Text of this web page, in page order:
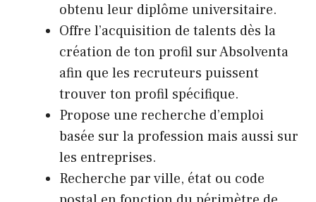
obtenu leur diplôme universitaire.
Offre l’acquisition de talents dès la
création de ton profil sur Absolventa
afin que les recruteurs puissent
trouver ton profil spécifique.
Propose une recherche d’emploi
basée sur la profession mais aussi sur
les entreprises.
Recherche par ville, état ou code